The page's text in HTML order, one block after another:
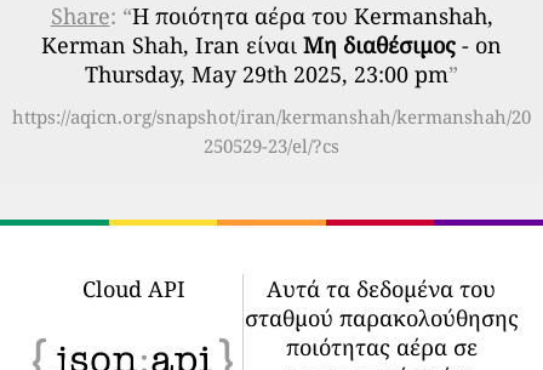
Share: “Η ποιότητα αέρα του Kermanshah,
Kerman Shah, Iran είναι Μη διαθέσιμος - on
Thursday, May 29th 2025, 23:00 pm”
https://aqicn.org/snapshot/iran/kermanshah/kermanshah/20
250529-23/el/?cs
Cloud API
Αυτά τα δεδομένα του
σταθμού παρακολούθησης
ποιότητας αέρα σε